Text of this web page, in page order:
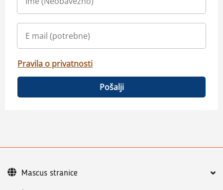
Pravila o privatnosti
Pošalji
Mascus stranice